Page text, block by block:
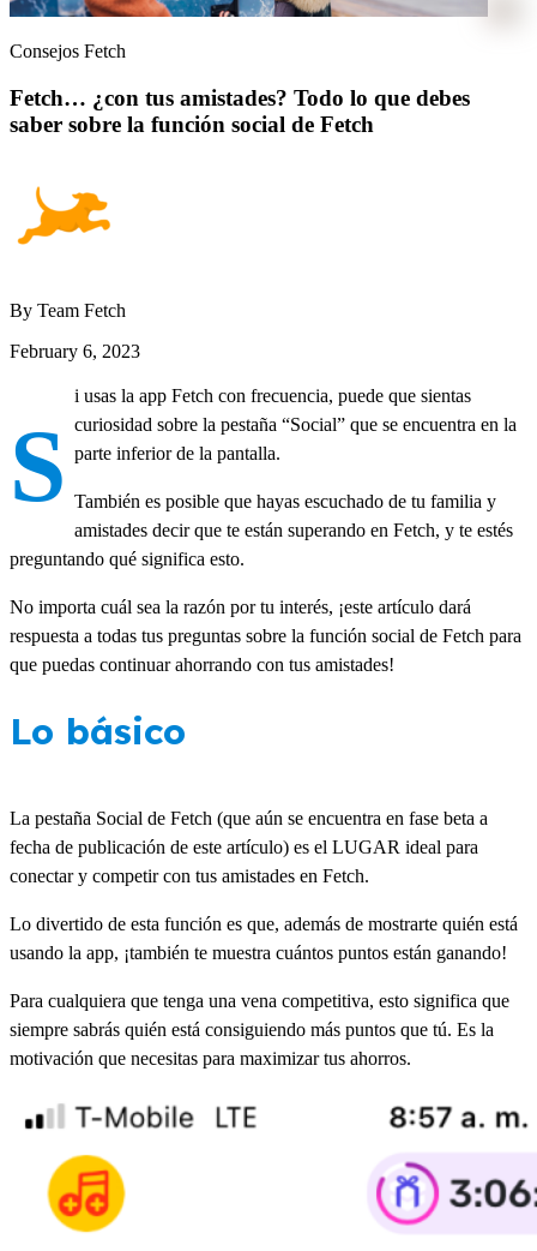
Consejos Fetch
Fetch… ¿con tus amistades? Todo lo que debes
saber sobre la función social de Fetch
By Team Fetch
February 6, 2023
S
i usas la app Fetch con frecuencia, puede que sientas
curiosidad sobre la pestaña “Social” que se encuentra en la
parte inferior de la pantalla.
También es posible que hayas escuchado de tu familia y
amistades decir que te están superando en Fetch, y te estés
preguntando qué significa esto.
No importa cuál sea la razón por tu interés, ¡este artículo dará
respuesta a todas tus preguntas sobre la función social de Fetch para
que puedas continuar ahorrando con tus amistades!
Lo básico
La pestaña Social de Fetch (que aún se encuentra en fase beta a
fecha de publicación de este artículo) es el LUGAR ideal para
conectar y competir con tus amistades en Fetch.
Lo divertido de esta función es que, además de mostrarte quién está
usando la app, ¡también te muestra cuántos puntos están ganando!
Para cualquiera que tenga una vena competitiva, esto significa que
siempre sabrás quién está consiguiendo más puntos que tú. Es la
motivación que necesitas para maximizar tus ahorros.